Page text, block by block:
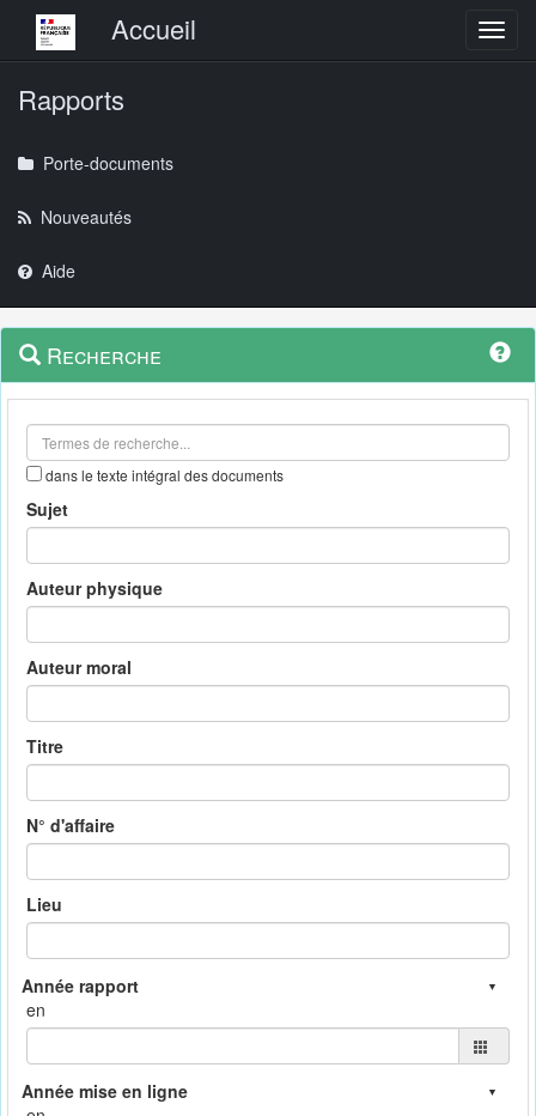
Menu principalAccueil
Rapports
Porte-documents
Nouveautés
Aide
Navigation
outils
Menu
contextuel
Recherche
dans le texte intégral des documents
Sujet
Auteur physique
Auteur moral
Titre
N° d'affaire
Lieu
en